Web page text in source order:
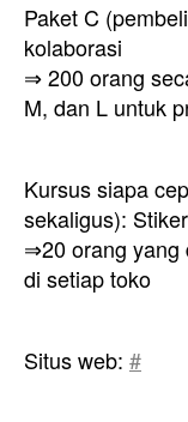
Paket C
kolaborasi
⇒ 200 orang
M, dan L untuk
Kursus siapa
sekaligus):
⇒20 orang yang
di setiap toko
Situs web: #